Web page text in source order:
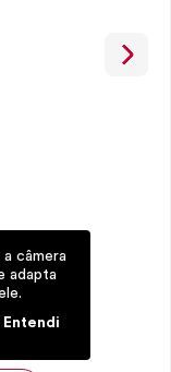
câmera
adapta
Entendi